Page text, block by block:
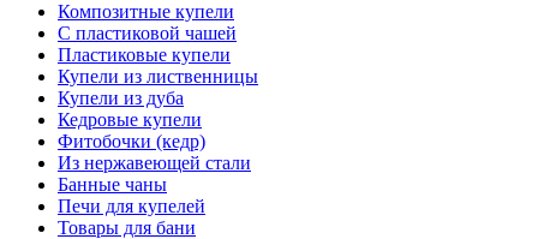
Композитные купели
С пластиковой чашей
Пластиковые купели
Купели из лиственницы
Купели из дуба
Кедровые купели
Фитобочки (кедр)
Из нержавеющей стали
Банные чаны
Печи для купелей
Товары для бани